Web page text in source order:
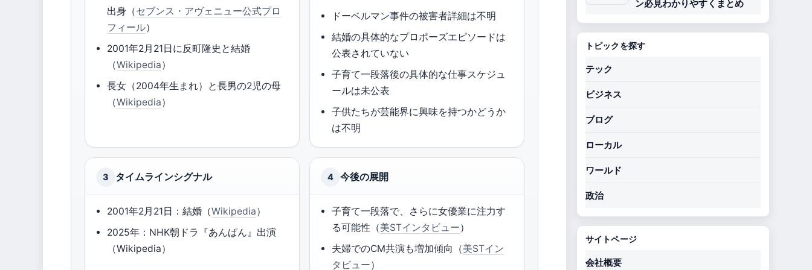
出身（セブンス・アヴェニュー公式プロ
フィール）
2001年2月21日に反町隆史と結婚
（Wikipedia）
長女（2004年生まれ）と長男の2児の母
（Wikipedia）
ドーベルマン事件の被害者詳細は不明
結婚の具体的なプロポーズエピソードは
公表されていない
子育て一段落後の具体的な仕事スケジュ
ールは未公表
子供たちが芸能界に興味を持つかどうか
は不明
3 タイムラインシグナル
2001年2月21日：結婚（Wikipedia）
2025年：NHK朝ドラ『あんぱん』出演
（Wikipedia）
4 今後の展開
子育て一段落で、さらに女優業に注力す
る可能性（美STインタビュー）
夫婦でのCM共演も増加傾向（美STイン
タビュー）
ン必見わかりやすくまとめ
トピックを探す
テック
ビジネス
ブログ
ローカル
ワールド
政治
サイトページ
会社概要